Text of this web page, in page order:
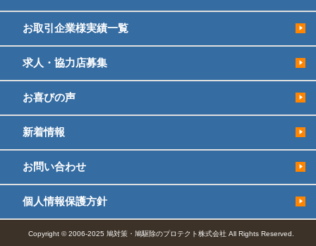
お取引企業様実績一覧
求人・協力店募集
お喜びの声
新着情報
お問い合わせ
個人情報保護方針
Copyright © 2006-2025 鳩対策・鳩駆除のプロテクト株式会社 All Rights Reserved.